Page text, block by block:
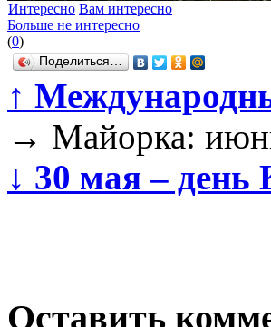
Интересно Вам интересно
Больше не интересно
(0)
Поделиться…
↑
→ Майорка:
↓ 30 мая – день
Оставить